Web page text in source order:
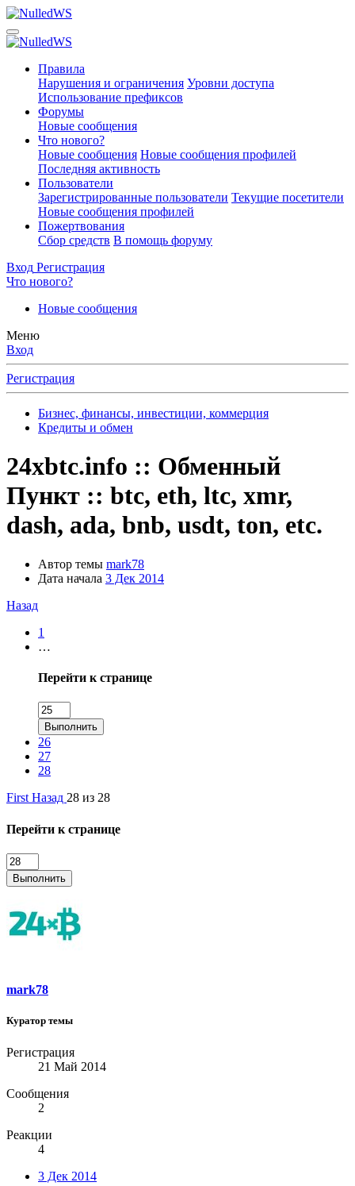
Правила
Нарушения и ограничения Уровни доступа
Использование префиксов
Форумы
Новые сообщения
Что нового?
Новые сообщения Новые сообщения профилей
Последняя активность
Пользователи
Зарегистрированные пользователи Текущие посетители
Новые сообщения профилей
Пожертвования
Сбор средств В помощь форуму
Вход Регистрация
Что нового?
Новые сообщения
Меню
Вход
Регистрация
Бизнес, финансы, инвестиции, коммерция
Кредиты и обмен
24xbtc.info :: Обменный
Пункт :: btc, eth, ltc, xmr,
dash, ada, bnb, usdt, ton, etc.
Автор темы mark78
Дата начала 3 Дек 2014
Назад
1
…
Перейти к странице
Выполнить
26
27
28
First Назад 28 из 28
Перейти к странице
Выполнить
mark78
Куратор темы
Регистрация
21 Май 2014
Сообщения
2
Реакции
4
3 Дек 2014